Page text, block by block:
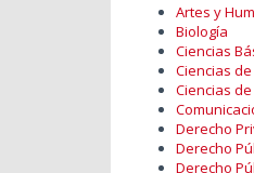
Artes y
Biología
Ciencias
Ciencias
Ciencias
Derecho
Derecho
Derecho